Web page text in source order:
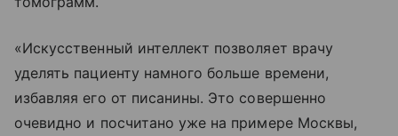
«Искусственный интеллект позволяет врачу
уделять пациенту намного больше времени,
избавляя его от писанины. Это совершенно
очевидно и посчитано уже на примере Москвы,